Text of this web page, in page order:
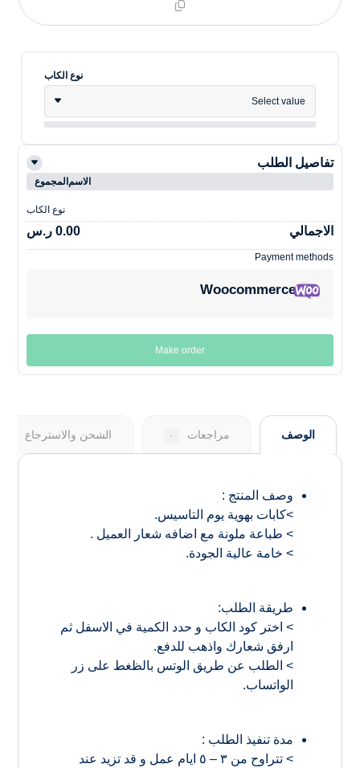
نوع الكاب
Select value
تفاصيل الطلب
الاسم المجموع
نوع الكاب
الاجمالي 0.00 ر.س
Payment methods
Woocommerce
Make order
الوصف مراجعات ٠ الشحن والاسترجاع
وصف المنتج :
>كابات بهوية يوم التاسيس.
> طباعة ملونة مع اضافه شعار العميل .
> خامة عالية الجودة.
طريقة الطلب:
> اختر كود الكاب و حدد الكمية في الاسفل ثم
ارفق شعارك واذهب للدفع.
> الطلب عن طريق الوتس بالظغط على زر
الواتساب.
مدة تنفيذ الطلب :
> تتراوح من ٣ – ٥ ايام عمل و قد تزيد عند